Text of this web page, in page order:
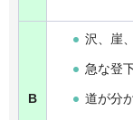
B
沢、崖
急な登
道が分